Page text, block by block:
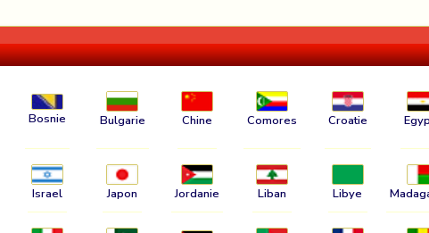
Bosnie Bulgarie Chine Comores Croatie
Israel Japon Jordanie Liban Libye